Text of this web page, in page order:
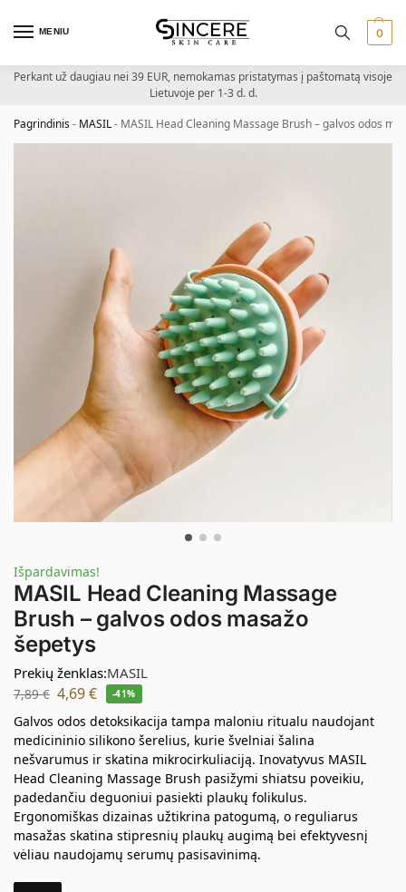
MENIU 0
Perkant už daugiau nei 39 EUR, nemokamas pristatymas į paštomatą visoje
Lietuvoje per 1-3 d. d.
Pagrindinis- MASIL- MASIL Head Cleaning Massage Brush – galvos odos
Išpardavimas!
MASIL Head Cleaning Massage
Brush – galvos odos masažo
šepetys
Prekių ženklas:MASIL
7,89€ 4,69€ -41%
Galvos odos detoksikacija tampa maloniu ritualu naudojant
medicininio silikono šerelius, kurie švelniai šalina
nešvarumus ir skatina mikrocirkuliaciją. Inovatyvus MASIL
Head Cleaning Massage Brush pasižymi shiatsu poveikiu,
padedančiu deguoniui pasiekti plaukų folikulus.
Ergonomiškas dizainas užtikrina patogumą, o reguliarus
masažas skatina stipresnių plaukų augimą bei efektyvesnį
vėliau naudojamų serumų pasisavinimą.